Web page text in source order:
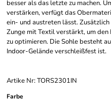
besser als das letzte zu machen.
verstärken, verfügt das
ein- und austreten lässt.
Zunge mit Textil verstärkt, um den
zu optimieren. Die Sohle besteht
Indoor-Gelände verschleißfest ist.
Artike Nr: TORS2301IN
Farbe